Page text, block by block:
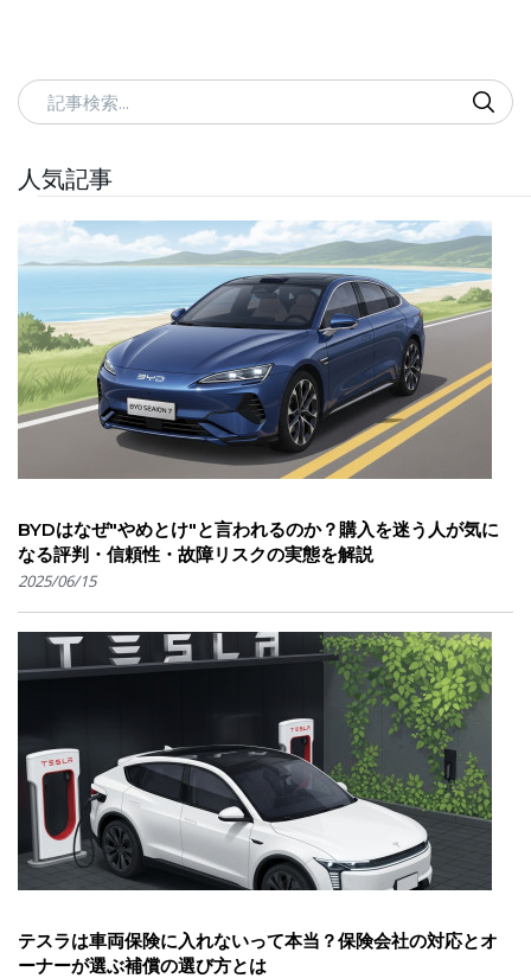
記事検索
人気記事
BYDはなぜ"やめとけ"と言われるのか？購入を迷う人が気に
なる評判・信頼性・故障リスクの実態を解説
2025/06/15
テスラは車両保険に入れないって本当？保険会社の対応とオ
ーナーが選ぶ補償の選び方とは